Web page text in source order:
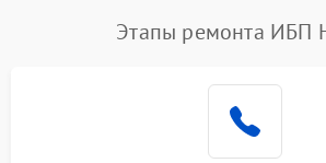
Этапы ремонта ИБП